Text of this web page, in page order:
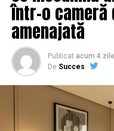
într-o cameră
amenajată
Publicat acum 4 zile
De Succes